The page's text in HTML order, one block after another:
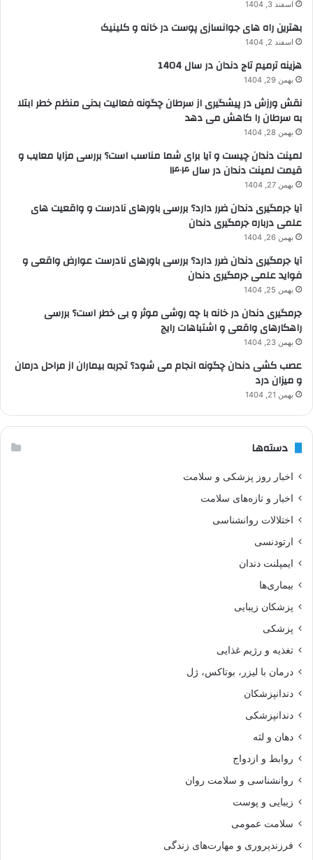
اسفند 3, 1404
بهترین راه های جوانسازی پوست در خانه و کلینیک
اسفند 2, 1404
هزینه ترمیم تاج دندان در سال 1404
بهمن 29, 1404
نقش ورزش در پیشگیری از سرطان چگونه فعالیت بدنی منظم خطر ابتلا
به سرطان را کاهش می دهد
بهمن 28, 1404
لمینت دندان چیست و آیا برای شما مناسب است؟ بررسی مزایا معایب و
قیمت لمینت دندان در سال ۱۴۰۴
بهمن 27, 1404
آیا جرمگیری دندان ضرر دارد؟ بررسی باورهای نادرست و واقعیت های
علمی درباره جرمگیری دندان
بهمن 26, 1404
آیا جرمگیری دندان ضرر دارد؟ بررسی باورهای نادرست عوارض واقعی و
فواید علمی جرمگیری دندان
بهمن 25, 1404
جرمگیری دندان در خانه با چه روشی موثر و بی خطر است؟ بررسی
راهکارهای واقعی و اشتباهات رایج
بهمن 23, 1404
عصب کشی دندان چگونه انجام می شود؟ تجربه بیماران از مراحل درمان
و میزان درد
بهمن 21, 1404
دسته‌ها
اخبار روز پزشکی و سلامت
اخبار و تازه‌های سلامت
اختلالات روانشناسی
ارتودنسی
ایمپلنت دندان
بیماری‌ها
پزشکان زیبایی
پزشکی
تغذیه و رژیم غذایی
درمان با لیزر، بوتاکس، ژل
دندانپزشکان
دندانپزشکی
دهان و لثه
روابط و ازدواج
روانشناسی و سلامت روان
زیبایی و پوست
سلامت عمومی
فرزندپروری و مهارت‌های زندگی